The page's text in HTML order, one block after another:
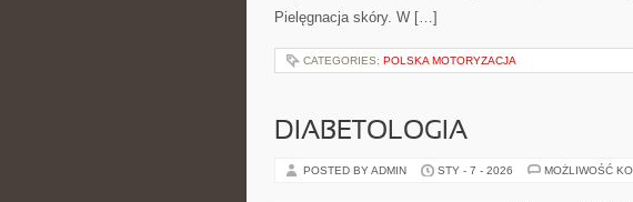
Pielęgnacja skóry. W […]
CATEGORIES: POLSKA MOTORYZACJA
DIABETOLOGIA
POSTED BY ADMIN STY - 7 - 2026 MOŻLIWOŚĆ